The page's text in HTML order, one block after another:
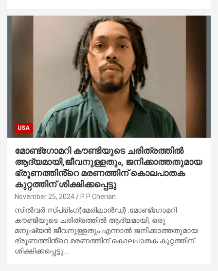
USA
മോണ്ട്‌ഗോമറി കൗണ്ടിയുടെ ചരിത്രത്തിൽ
ആദ്യമായി,ജീവനുള്ളതും, ജനിക്കാത്തതുമായ
ഭ്രൂണത്തിൻ്റെ മരണത്തിന് കൊലപാതക
കുറ്റത്തിന് ശിക്ഷിക്കപ്പെട്ടു
November 25, 2024 P P Cherian
സിൽവർ സ്പ്രിംഗ്(മേരിലാൻഡ്) :മോണ്ട്‌ഗോമറി
കൗണ്ടിയുടെ ചരിത്രത്തിൽ ആദ്യമായി, ഒരു
മനുഷ്യൻ ജീവനുള്ളതും എന്നാൽ ജനിക്കാത്തതുമായ
ഭ്രൂണത്തിൻ്റെ മരണത്തിന് കൊലപാതക കുറ്റത്തിന്
ശിക്ഷിക്കപ്പെട്ടു.…